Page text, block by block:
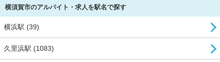
横須賀市のアルバイト・求人を駅名で探す
横浜駅 (39)
久里浜駅 (1083)